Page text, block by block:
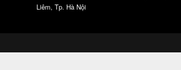
Liêm, Tp. Hà Nội